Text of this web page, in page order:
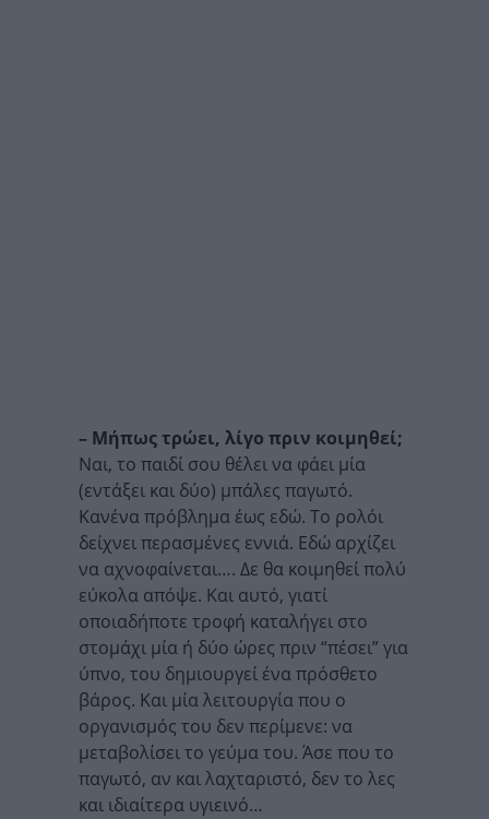
– Μήπως τρώει, λίγο πριν κοιμηθεί;
Ναι, το παιδί σου θέλει να φάει μία
(εντάξει και δύο) μπάλες παγωτό.
Κανένα πρόβλημα έως εδώ. Το ρολόι
δείχνει περασμένες εννιά. Εδώ αρχίζει
να αχνοφαίνεται…. Δε θα κοιμηθεί πολύ
εύκολα απόψε. Και αυτό, γιατί
οποιαδήποτε τροφή καταλήγει στο
στομάχι μία ή δύο ώρες πριν “πέσει” για
ύπνο, του δημιουργεί ένα πρόσθετο
βάρος. Και μία λειτουργία που ο
οργανισμός του δεν περίμενε: να
μεταβολίσει το γεύμα του. Άσε που το
παγωτό, αν και λαχταριστό, δεν το λες
και ιδιαίτερα υγιεινό…